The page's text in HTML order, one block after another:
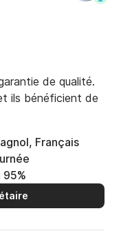
de qualité.
ils bénéficient de
Français
95%